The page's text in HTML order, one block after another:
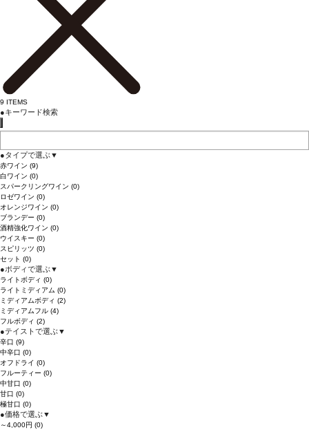
9 ITEMS
●キーワード検索
●タイプで選ぶ▼
赤ワイン (9)
白ワイン (0)
スパークリングワイン (0)
ロゼワイン (0)
オレンジワイン (0)
ブランデー (0)
酒精強化ワイン (0)
ウイスキー (0)
スピリッツ (0)
セット (0)
●ボディで選ぶ▼
ライトボディ (0)
ライトミディアム (0)
ミディアムボディ (2)
ミディアムフル (4)
フルボディ (2)
●テイストで選ぶ▼
辛口 (9)
中辛口 (0)
オフドライ (0)
フルーティー (0)
中甘口 (0)
甘口 (0)
極甘口 (0)
●価格で選ぶ▼
～4,000円 (0)